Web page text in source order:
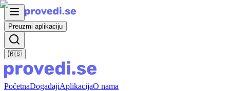
Preuzmi aplikaciju
🇷🇸
PočetnaDogađajiAplikacijaO nama